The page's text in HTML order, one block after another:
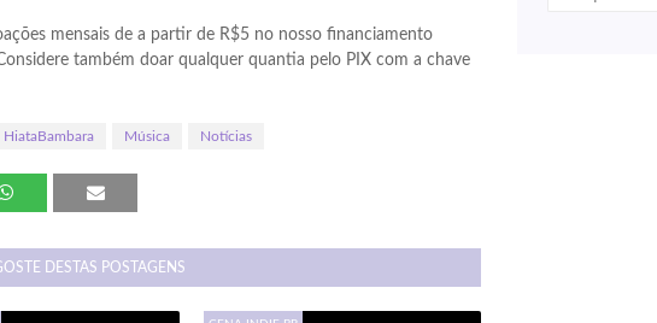
mensais de a partir de R$5 no nosso financiamento
também doar qualquer quantia pelo PIX com a chave
HiataBambara Música Notícias
DESTAS POSTAGENS